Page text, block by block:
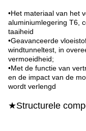
•Het materiaal van het
aluminiumlegering T6,
taaiheid
•Geavanceerde
windtunneltest, in
vermoeidheid;
•Met de functie van
en de impact van de
wordt verlengd
★Structurele